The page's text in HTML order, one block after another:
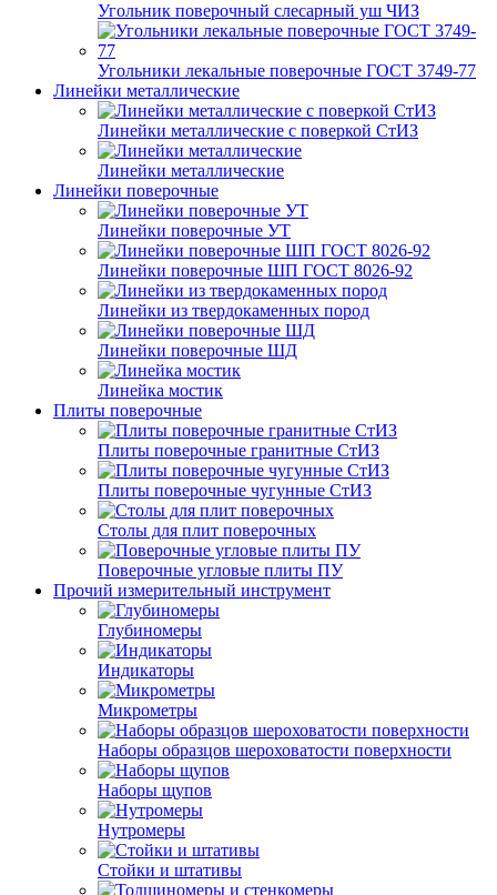
Угольник поверочный слесарный уш ЧИЗ
Угольники лекальные поверочные ГОСТ 3749-77
Линейки металлические
Линейки металлические с поверкой СтИЗ
Линейки металлические
Линейки поверочные
Линейки поверочные УТ
Линейки поверочные ШП ГОСТ 8026-92
Линейки из твердокаменных пород
Линейки поверочные ШД
Линейка мостик
Плиты поверочные
Плиты поверочные гранитные СтИЗ
Плиты поверочные чугунные СтИЗ
Столы для плит поверочных
Поверочные угловые плиты ПУ
Прочий измерительный инструмент
Глубиномеры
Индикаторы
Микрометры
Наборы образцов шероховатости поверхности
Наборы щупов
Нутромеры
Стойки и штативы